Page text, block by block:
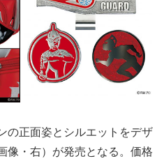
の正面姿とシルエットをデザ
像・右）が発売となる。価格